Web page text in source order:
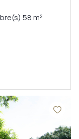
Appartement 2 pièce(s) 1 chambre(s) 58 m²